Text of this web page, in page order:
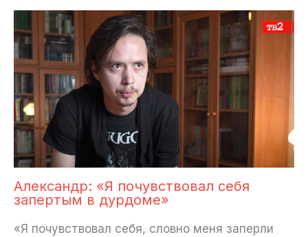
Александр: «Я почувствовал себя
запертым в дурдоме»
«Я почувствовал себя, словно меня заперли